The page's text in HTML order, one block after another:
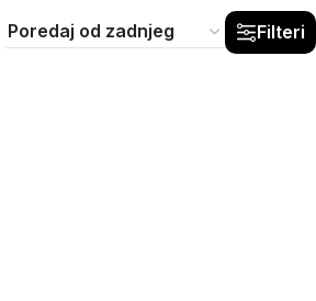
Filteri